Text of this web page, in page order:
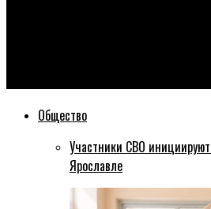
Общество
Участники СВО инициируют
Ярославле